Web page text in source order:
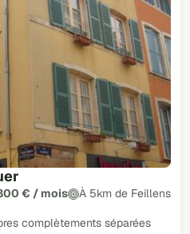
€ / mois À 5km de Feillens
complètements séparées